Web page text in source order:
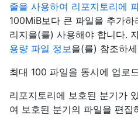
줄을 사용하여 리포지토리에
100MiB보다 큰 파일을 추가
리지을(를) 사용해야 합니다.
용량 파일 정보을(를) 참조하
최대 100 파일을 동시에 업로
리포지토리에 보호된 분기가
여 보호된 분기의 파일을 편집